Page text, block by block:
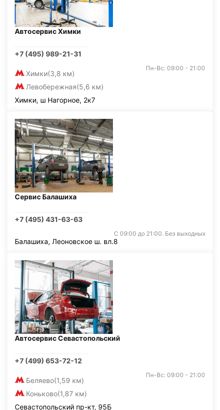
Автосервис Химки
+7 (495) 989-21-31
Химки(3,8 км)
Левобережная(5,6 км)
Пн-Вс: 09:00 - 21:00
Химки, ш Нагорное, 2к7
Сервис Балашиха
+7 (495) 431-63-63
С 09:00 до 21:00. Без выходных
Балашиха, Леоновское ш. вл.8
Автосервис Севастопольский
+7 (499) 653-72-12
Беляево(1,59 км)
Коньково(1,87 км)
Пн-Вс: 09:00 - 21:00
Севастопольский пр-кт, 95Б